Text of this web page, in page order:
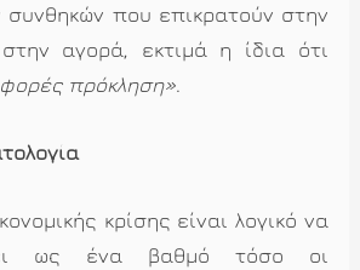
που επικρατούν στην
στην αγορά, εκτιμά η ίδια ότι
πρόκληση».
κρίσης είναι λογικό να
ως ένα βαθμό τόσο οι